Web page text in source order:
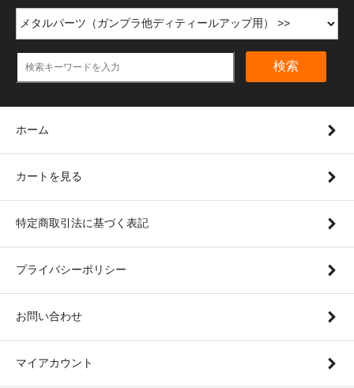
検索
ホーム
カートを見る
特定商取引法に基づく表記
プライバシーポリシー
お問い合わせ
マイアカウント